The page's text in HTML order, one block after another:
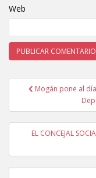
Web
Mogán pone al
EL CONCEJAL